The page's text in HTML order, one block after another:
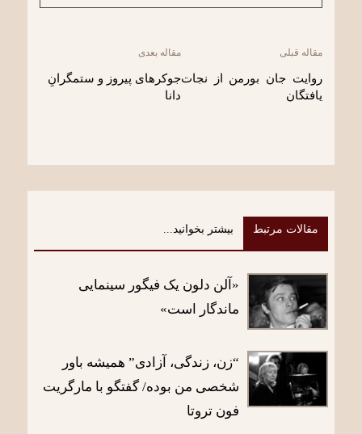
مقاله قبلی
روایت جان بورمن از نجات
یافتگان
مقاله بعدی
جوکرهای پیروز و ستمگرانِ
دانا
مقالات مرتبط بیشتر بخوانید...
«آلن دلون یک فیگور سینمایی
ماندگار است»
“زن، زندگی، آزادی” همیشه باور
شخصی من بوده/ گفتگو با مارگریت
فون تروتا